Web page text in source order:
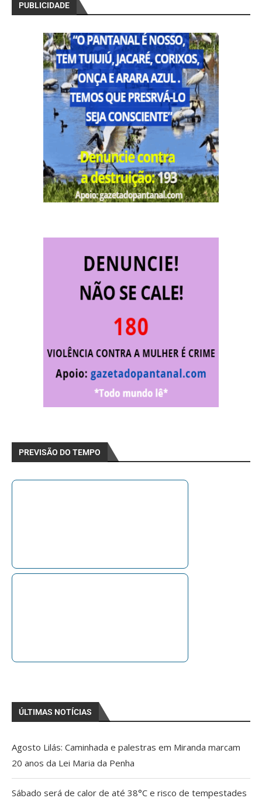
PUBLICIDADE
PREVISÃO DO TEMPO
ÚLTIMAS NOTÍCIAS
Agosto Lilás: Caminhada e palestras em Miranda marcam
20 anos da Lei Maria da Penha
Sábado será de calor de até 38°C e risco de tempestades